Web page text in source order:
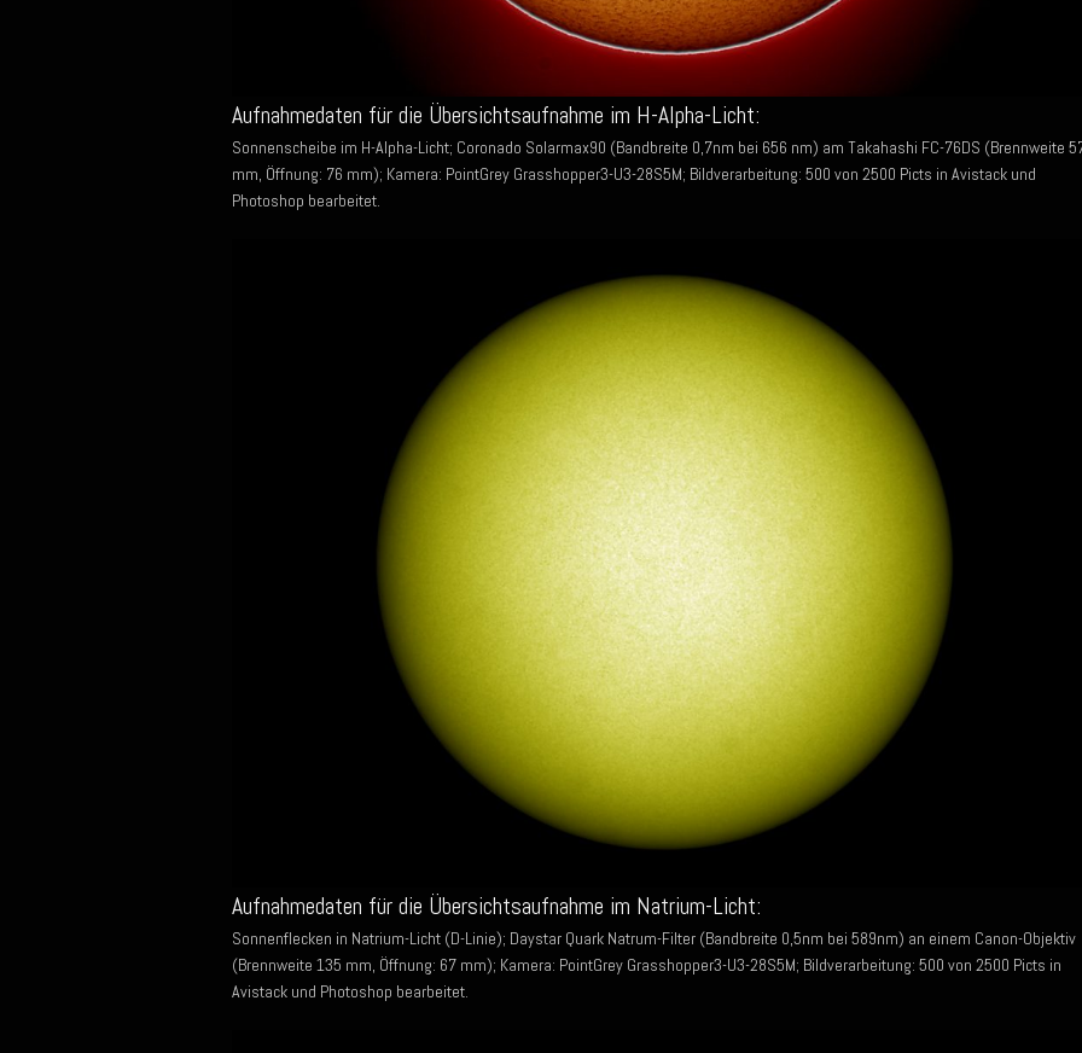
Aufnahmedaten für die Übersichtsaufnahme im H-Alpha-Licht:
Sonnenscheibe im H-Alpha-Licht; Coronado Solarmax90 (Bandbreite 0,7nm bei 656 nm) am Takahashi FC-76DS (Brennweite
mm, Öffnung: 76 mm); Kamera: PointGrey Grasshopper3-U3-28S5M; Bildverarbeitung: 500 von 2500 Picts in Avistack und
Photoshop bearbeitet.
Aufnahmedaten für die Übersichtsaufnahme im Natrium-Licht:
Sonnenflecken in Natrium-Licht (D-Linie); Daystar Quark Natrum-Filter (Bandbreite 0,5nm bei 589nm) an einem Canon-Objektiv
(Brennweite 135 mm, Öffnung: 67 mm); Kamera: PointGrey Grasshopper3-U3-28S5M; Bildverarbeitung: 500 von 2500 Picts in
Avistack und Photoshop bearbeitet.